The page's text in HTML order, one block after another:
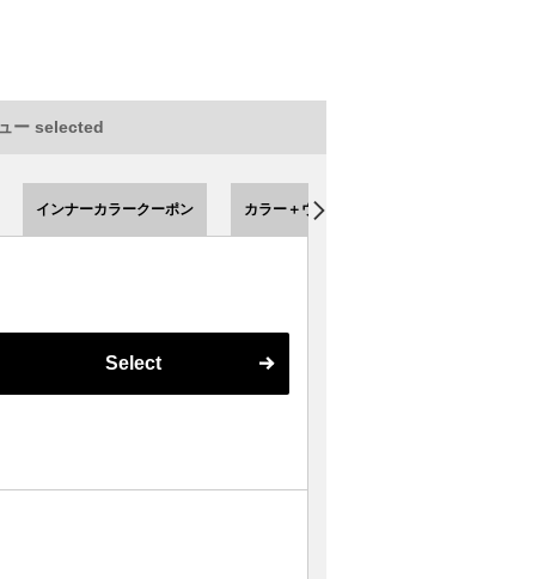
ー selected
インナーカラークーポン カラー＋ウルトワトリートメント 【クーポ
Select